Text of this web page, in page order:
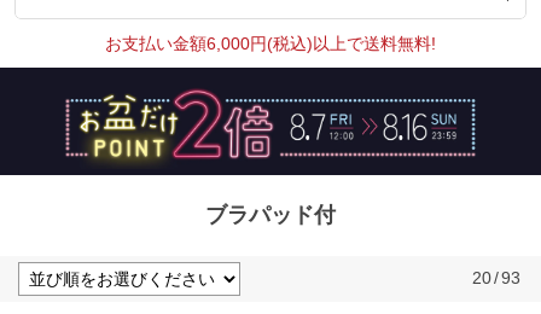
お支払い金額6,000円(税込)以上で送料無料!
ブラパッド付
20/93